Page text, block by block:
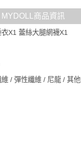
MYDOLL商品資訊
X1 蕾絲大腿網襪X1
/ 彈性纖維 / 尼龍 / 其他